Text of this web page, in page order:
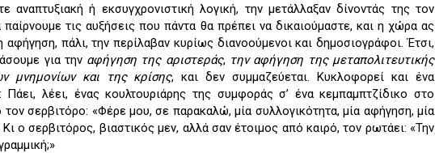
αναπτυξιακή ή εκσυγχρονιστική λογική, την μετάλλαξαν δίνοντάς της τον
τις αυξήσεις που πάντα θα πρέπει να δικαιούμαστε, και η χώρα ας
αφήγηση, πάλι, την περίλαβαν κυρίως διανοούμενοι και δημοσιογράφοι. Έτσι,
για την αφήγηση της αριστεράς, την αφήγηση της μεταπολιτευτικής
μνημονίων και της κρίσης, και δεν συμμαζεύεται. Κυκλοφορεί και ένα
λέει, ένας κουλτουριάρης της συμφοράς σ’ ένα κεμπαμπτζίδικο στο
τον σερβιτόρο: «Φέρε μου, σε παρακαλώ, μία συλλογικότητα, μία αφήγηση, μία
ο σερβιτόρος, βιαστικός μεν, αλλά σαν έτοιμος από καιρό, τον ρωτάει: «Την